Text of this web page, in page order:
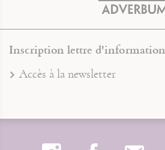
Inscription lettre d'information
Accès à la newsletter